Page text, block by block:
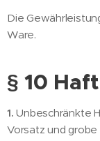
Die
Ware.
§ 10
1. Unbeschränkte
Vorsatz und